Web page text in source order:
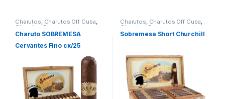
Charutos, Charutos Off Cuba,
Charutos Sobremesa
Charuto SOBREMESA
Cervantes Fino cx/25
Charutos, Charutos Off Cuba,
Charutos Sobremesa
Sobremesa Short Churchill